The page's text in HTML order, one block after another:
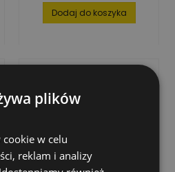
Dodaj do koszyka
plików
w celu
reklam i analizy